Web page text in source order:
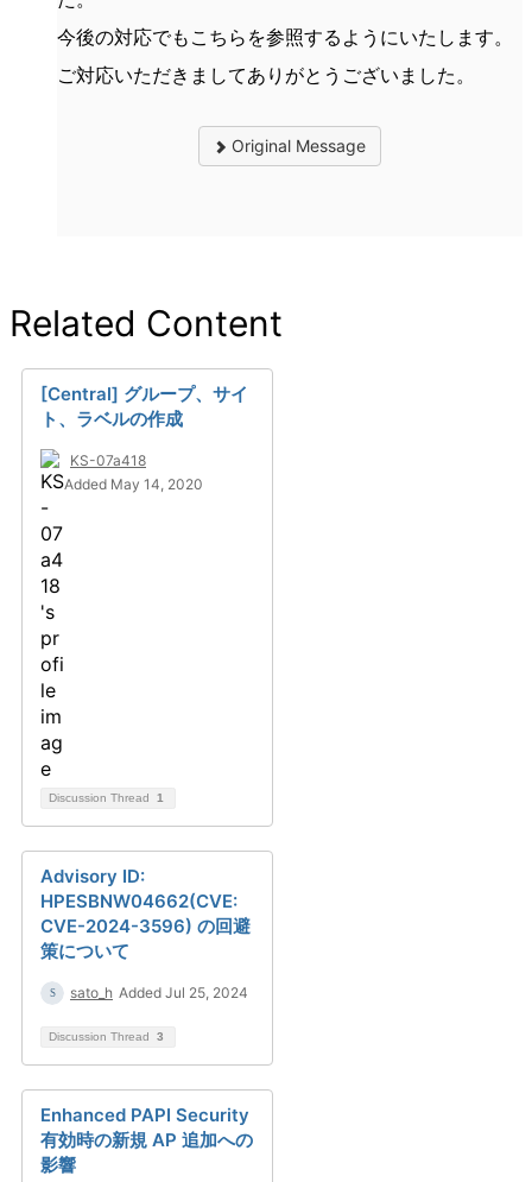
今後の対応でもこちらを参照するようにいたします。
ご対応いただきましてありがとうございました。
Original Message
Related Content
[Central] グループ、サイ
ト、ラベルの作成
KS-07a418
Added May 14, 2020
Discussion Thread 1
Advisory ID:
HPESBNW04662(CVE:
CVE-2024-3596) の回避
策について
sato_h Added Jul 25, 2024
Discussion Thread 3
Enhanced PAPI Security
有効時の新規 AP 追加への
影響